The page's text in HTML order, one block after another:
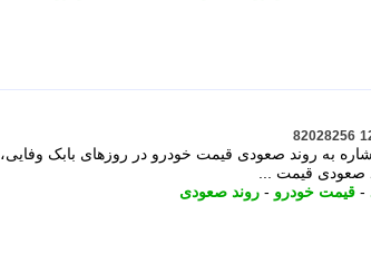
82028256
اشاره به روند صعودی قیمت خودرو در روزهای بابک وفایی،
صعودی قیمت ...
- قیمت خودرو - روند صعودی